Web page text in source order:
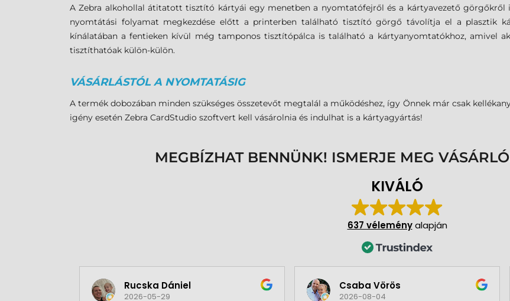
A Zebra alkohollal átitatott tisztító kártyái egy menetben a nyomtatófejről és a kártyavezető görgőkről
nyomtátási folyamat megkezdése előtt a printerben található tisztító görgő távolítja el a plasztik
kínálatában a fentieken kívül még tamponos tisztítópálca is található a kártyanyomtatókhoz, amivel
tisztíthatóak külön-külön.
VÁSÁRLÁSTÓL A NYOMTATÁSIG
A termék dobozában minden szükséges összetevőt megtalál a működéshez, így Önnek már csak
igény esetén Zebra CardStudio szoftvert kell vásárolnia és indulhat is a kártyagyártás!
MEGBÍZHAT BENNÜNK! ISMERJE MEG
KIVÁLÓ
637 véleményalapján
Rucska Dániel
2026-05-29
Csaba Vörös
2026-08-04